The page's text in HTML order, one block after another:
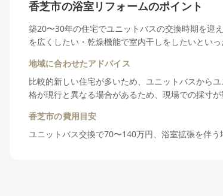
香芝市の浴室リフォームのポイント
築20〜30年の住宅でユニットバスの交換時期を迎
を広くしたい・乾燥機能で室内干しをしたいといっ
地域に合わせたアドバイス
比較的新しい住宅が多いため、ユニットバスから
格が現行と異なる場合があるため、現場での採寸が
香芝市の費用目安
ユニットバス交換で70〜140万円、浴室拡張を伴